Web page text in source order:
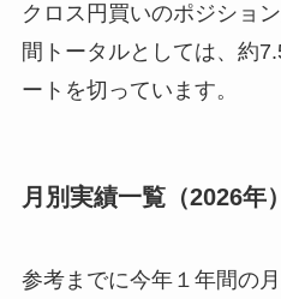
クロス円買いのポジショ
間トータルとしては、約
ートを切っています。
月別実績一覧（2026年）
参考までに今年１年間の